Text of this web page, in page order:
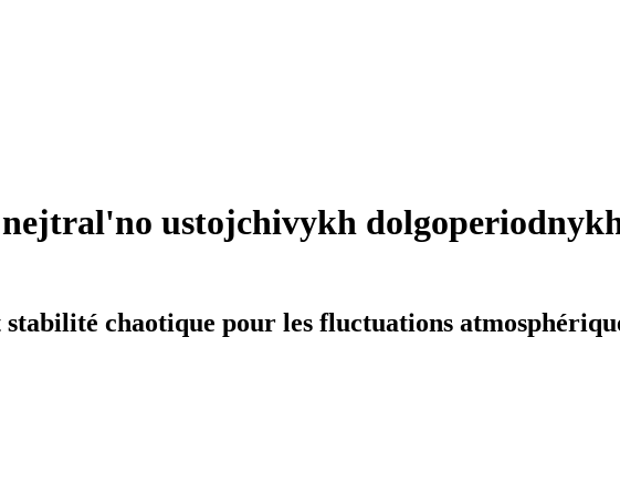
ustojchivykh
chaotique pour les fluctuations